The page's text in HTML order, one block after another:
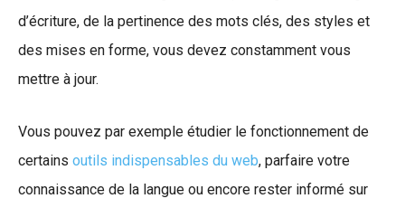
d’écriture, de la pertinence des mots clés, des styles et
des mises en forme, vous devez constamment vous
mettre à jour.
Vous pouvez par exemple étudier le fonctionnement de
certains outils indispensables du web, parfaire votre
connaissance de la langue ou encore rester informé sur